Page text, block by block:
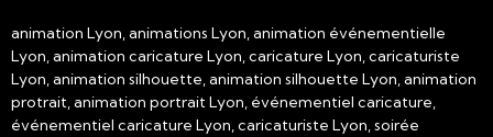
animation Lyon, animations Lyon, animation événementielle
Lyon, animation caricature Lyon, caricature Lyon, caricaturiste
Lyon, animation silhouette, animation silhouette Lyon, animation
protrait, animation portrait Lyon, événementiel caricature,
événementiel caricature Lyon, caricaturiste Lyon, soirée